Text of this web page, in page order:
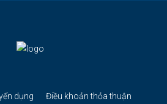
dụng
Điều khoản thỏa thuận